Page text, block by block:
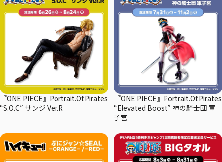
『ONE PIECE』Portrait.Of.Pirates
“S.O.C” サンジ Ver.R
『ONE PIECE』Portrait.Of.Pirates
“Elevated Boost” 神の騎士団 軍
子宮